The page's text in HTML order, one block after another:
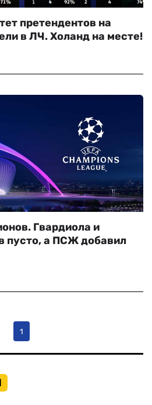
претендентов на
в ЛЧ. Холанд на месте!
Гвардиола и
пусто, а ПСЖ добавил
1